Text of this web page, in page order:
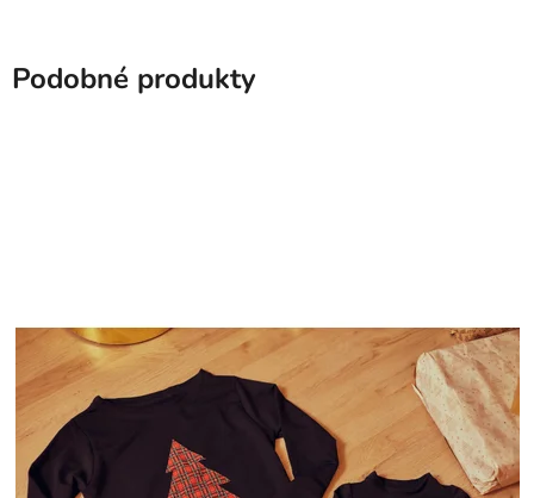
Podobné produkty